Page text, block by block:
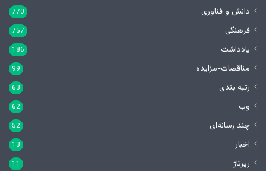
دانش و فناوری 770
فرهنگی 757
یادداشت 186
مناقصات-مزایده 99
رتبه بندی 63
وب 62
چند رسانه‌ای 52
اخبار 13
رپرتاژ 11